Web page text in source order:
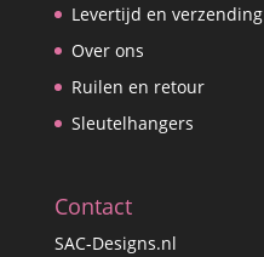
Levertijd en verzending
Over ons
Ruilen en retour
Sleutelhangers
Contact
SAC-Designs.nl